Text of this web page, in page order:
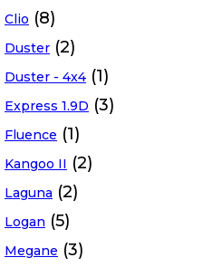
Clio (8)
Duster (2)
Duster - 4x4 (1)
Express 1.9D (3)
Fluence (1)
Kangoo II (2)
Laguna (2)
Logan (5)
Megane (3)